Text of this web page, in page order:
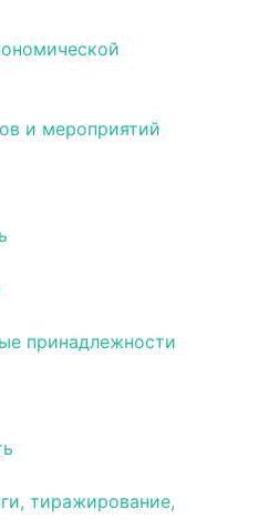
и мероприятий
принадлежности
тиражирование,